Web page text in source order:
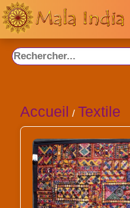
Accueil / Textile